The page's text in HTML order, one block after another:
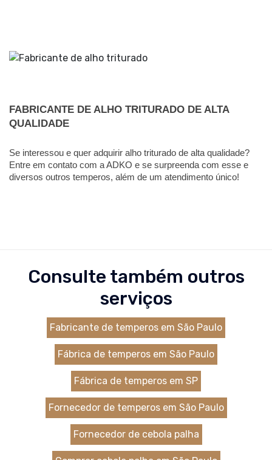
FABRICANTE DE ALHO TRITURADO DE ALTA
QUALIDADE
Se interessou e quer adquirir alho triturado de alta qualidade?
Entre em contato com a ADKO e se surpreenda com esse e
diversos outros temperos, além de um atendimento único!
Consulte também outros
serviços
Fabricante de temperos em São Paulo
Fábrica de temperos em São Paulo
Fábrica de temperos em SP
Fornecedor de temperos em São Paulo
Fornecedor de cebola palha